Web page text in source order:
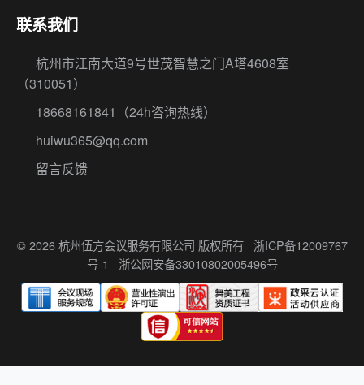
联系我们
杭州市江南大道9号世茂智慧之门A塔4608室
（310051）
18668161841
（24h咨询热线）
huiwu365@qq.com
留言反馈
© 2026 杭州伍方会议服务有限公司 版权所有 浙ICP备12009767
号-1
浙公网安备33010802005496号